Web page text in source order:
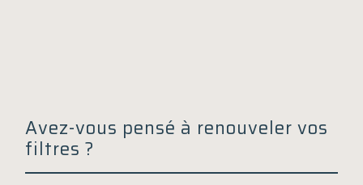
Avez-vous pensé à renouveler vos
filtres ?